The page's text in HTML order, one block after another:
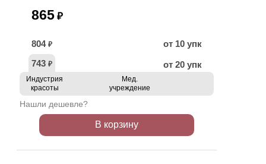
865 ₽
804 ₽
от 10 упк
743 ₽ от 20 упк
Индустрия
красоты
Мед.
учреждение
Нашли дешевле?
В корзину